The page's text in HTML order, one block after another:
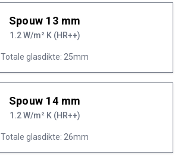
Spouw 13 mm
1.2 W/m² K (HR++)
Totale glasdikte: 25mm
Spouw 14 mm
1.2 W/m² K (HR++)
Totale glasdikte: 26mm